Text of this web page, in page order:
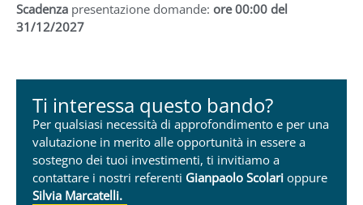
Scadenza presentazione domande: ore 00:00 del
31/12/2027
Ti interessa questo bando?
Per qualsiasi necessità di approfondimento e per una
valutazione in merito alle opportunità in essere a
sostegno dei tuoi investimenti, ti invitiamo a
contattare i nostri referenti Gianpaolo Scolari oppure
Silvia Marcatelli.